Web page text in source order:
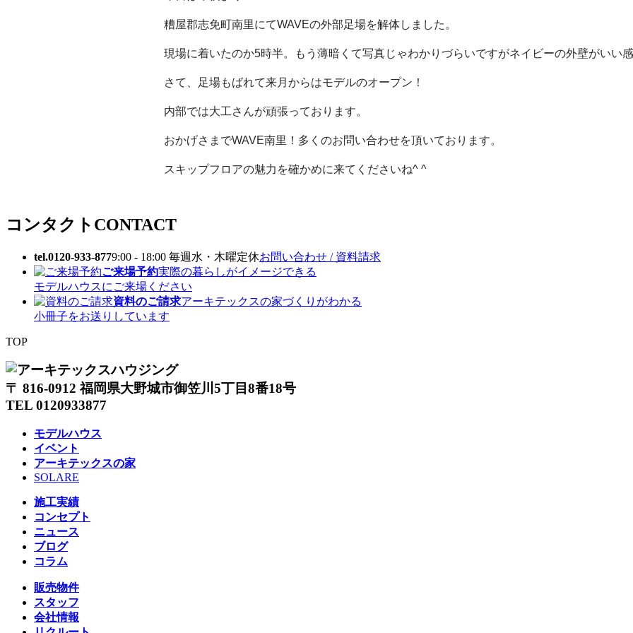
糟屋郡志免町南里にてWAVEの外部足場を解体しました。
現場に着いたのか5時半。もう薄暗くて写真じゃわかりづらいですがネイビーの外壁がいい
さて、足場もばれて来月からはモデルのオープン！
内部では大工さんが頑張っております。
おかげさまでWAVE南里！多くのお問い合わせを頂いております。
スキップフロアの魅力を確かめに来てくださいね^ ^
コンタクト CONTACT
tel.0120-933-8779:00 - 18:00 毎週水・木曜定休お問い合わせ / 資料請求
ご来場予約実際の暮らしがイメージできる
モデルハウスにご来場ください
資料のご請求アーキテックスの家づくりがわかる
小冊子をお送りしています
TOP
〒 816-0912 福岡県大野城市御笠川5丁目8番18号
TEL 0120933877
モデルハウス
イベント
アーキテックスの家
SOLARE
施工実績
コンセプト
ニュース
ブログ
コラム
販売物件
スタッフ
会社情報